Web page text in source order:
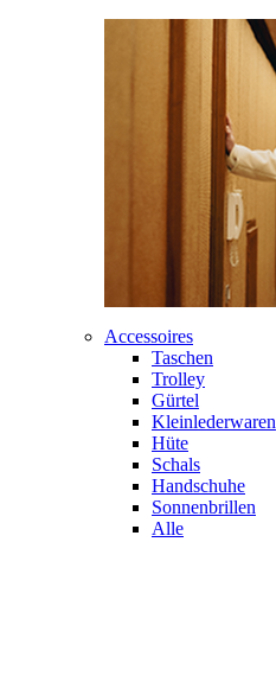
Accessoires
Taschen
Trolley
Gürtel
Kleinlederwaren
Hüte
Schals
Handschuhe
Sonnenbrillen
Alle